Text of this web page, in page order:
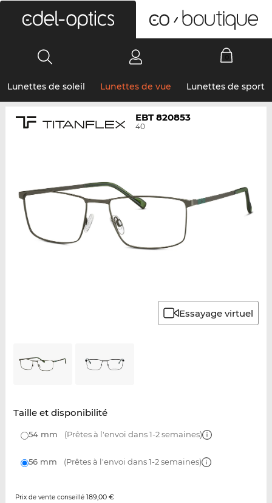
Lunettes de soleil Lunettes de vue Lunettes de sport
EBT 820853
40
Essayage virtuel
Taille et disponibilité
54 mm (Prêtes à l'envoi dans 1-2 semaines)
56 mm (Prêtes à l'envoi dans 1-2 semaines)
Prix de vente conseillé 189,00 €